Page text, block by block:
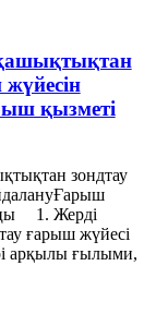
қызметі
зондтау
1. Жерді
ғарыш жүйесі
арқылы ғылыми,